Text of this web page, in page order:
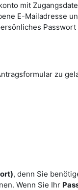
mit
E-Mailadresse
zu
, denn Sie
Wenn Sie Ihr